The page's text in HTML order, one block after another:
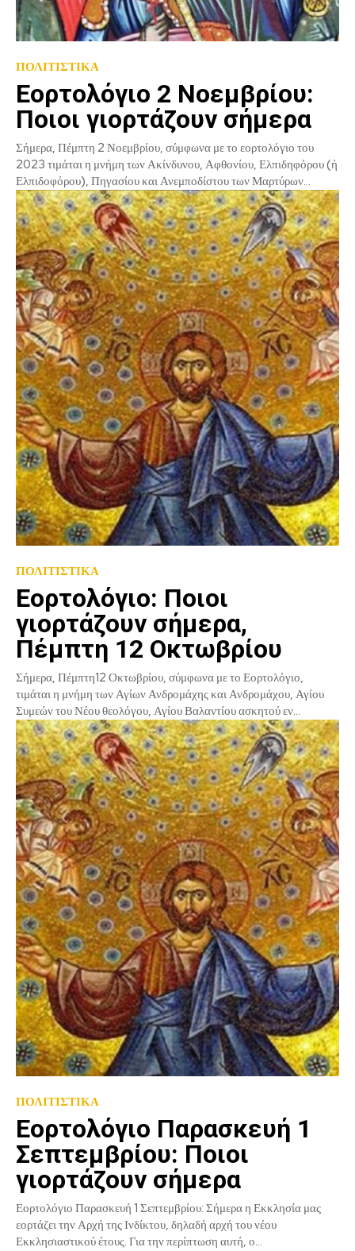
ΠΟΛΙΤΙΣΤΙΚΑ
Εορτολόγιο 2 Νοεμβρίου:
Ποιοι γιορτάζουν σήμερα
Σήμερα, Πέμπτη 2 Νοεμβρίου, σύμφωνα με το εορτολόγιο του
2023 τιμάται η μνήμη των Ακίνδυνου, Αφθονίου, Ελπιδηφόρου (ή
Ελπιδοφόρου), Πηγασίου και Ανεμποδίστου των Μαρτύρων...
ΠΟΛΙΤΙΣΤΙΚΑ
Εορτολόγιο: Ποιοι
γιορτάζουν σήμερα,
Πέμπτη 12 Οκτωβρίου
Σήμερα, Πέμπτη12 Οκτωβρίου, σύμφωνα με το Εορτολόγιο,
τιμάται η μνήμη των Αγίων Ανδρομάχης και Ανδρομάχου, Αγίου
Συμεών του Νέου θεολόγου, Αγίου Βαλαντίου ασκητού εν...
ΠΟΛΙΤΙΣΤΙΚΑ
Εορτολόγιο Παρασκευή 1
Σεπτεμβρίου: Ποιοι
γιορτάζουν σήμερα
Εορτολόγιο Παρασκευή 1 Σεπτεμβρίου: Σήμερα η Εκκλησία μας
εορτάζει την Αρχή της Ινδίκτου, δηλαδή αρχή του νέου
Εκκλησιαστικού έτους. Για την περίπτωση αυτή, ο...